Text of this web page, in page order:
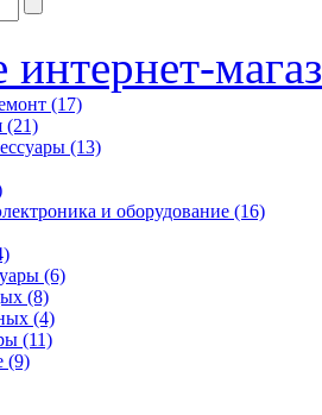
интернет-
(17)
(21)
(13)
и оборудование (16)
(6)
(8)
(4)
(11)
(9)